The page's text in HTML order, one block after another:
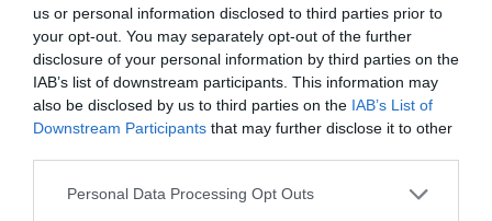
us or personal information disclosed to third parties prior to
your opt-out. You may separately opt-out of the further
disclosure of your personal information by third parties on the
IAB’s list of downstream participants. This information may
also be disclosed by us to third parties on the IAB’s List of
Downstream Participants that may further disclose it to other
Please note that this website/app uses one or more Google
Personal Data Processing Opt Outs
εγωισμοί, προφανώς υπάρχουν στον
αθλητισμό, αλλά σε αυτήν την ομάδα είναι
κάτω από το κοινό καλό“.
Για το αν οι εξωαγωνιστικοί παράγοντες
ξυπνούν και δίνουν κίνητρο όταν οι
παίκτες έχουν αδειάσει: “Πράγματι με